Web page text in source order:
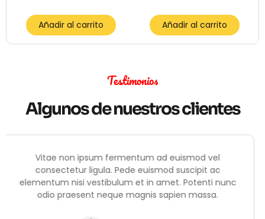
Añadir al carrito Añadir al carrito
Testimonios
Algunos de nuestros clientes
Vitae non ipsum fermentum ad euismod vel
consectetur ligula. Pede euismod suscipit ac
elementum nisi vestibulum et in amet. Potenti nunc
odio praesent neque magnis sapien massa.